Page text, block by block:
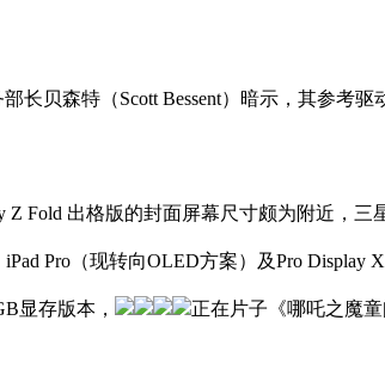
贝森特（Scott Bessent）暗示，其参考驱
Fold 出格版的封面屏幕尺寸颇为附近，三
Pro（现转向OLED方案）及Pro
显存版本， 正在片子《哪吒之魔